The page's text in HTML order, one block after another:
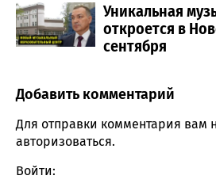
Уникальная
откроется в
сентября
Comment section
Добавить комментарий
Для отправки комментария вам
авторизоваться.
Войти: